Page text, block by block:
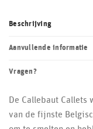
Beschrijving
Aanvullende informatie
Vragen?
De Callebaut
van de fijnste